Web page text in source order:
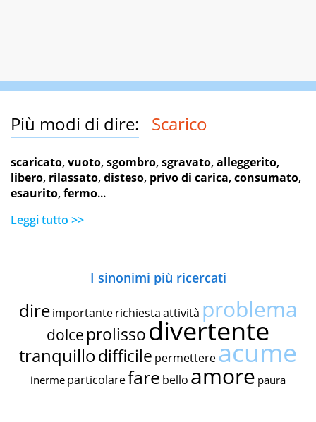
Più modi di dire: Scarico
scaricato,vuoto,sgombro,sgravato,alleggerito,
libero, rilassato,disteso, privo di carica,consumato,
esaurito,fermo...
Leggi tutto >>
I sinonimi più ricercati
dire importante richiestaattività problema
dolce prolissodivertente
tranquillodifficile permettereacume
inerme particolarefare bello amore paura